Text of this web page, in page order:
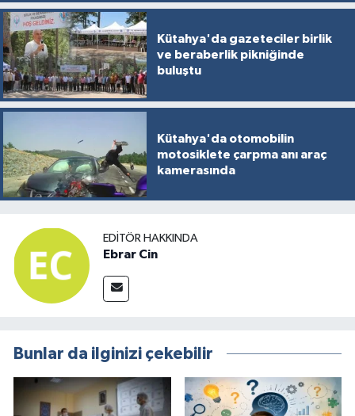
Kütahya'da gazeteciler birlik
ve beraberlik pikniğinde
buluştu
Kütahya'da otomobilin
motosiklete çarpma anı araç
kamerasında
EDITÖR HAKKINDA
Ebrar Cin
Bunlar da ilginizi çekebilir